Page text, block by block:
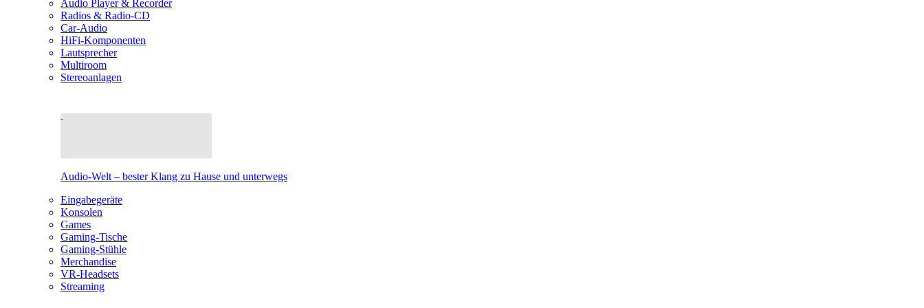
Audio Player & Recorder
Radios & Radio-CD
Car-Audio
HiFi-Komponenten
Lautsprecher
Multiroom
Stereoanlagen
Audio-Welt – bester Klang zu Hause und unterwegs
Eingabegeräte
Konsolen
Games
Gaming-Tische
Gaming-Stühle
Merchandise
VR-Headsets
Streaming